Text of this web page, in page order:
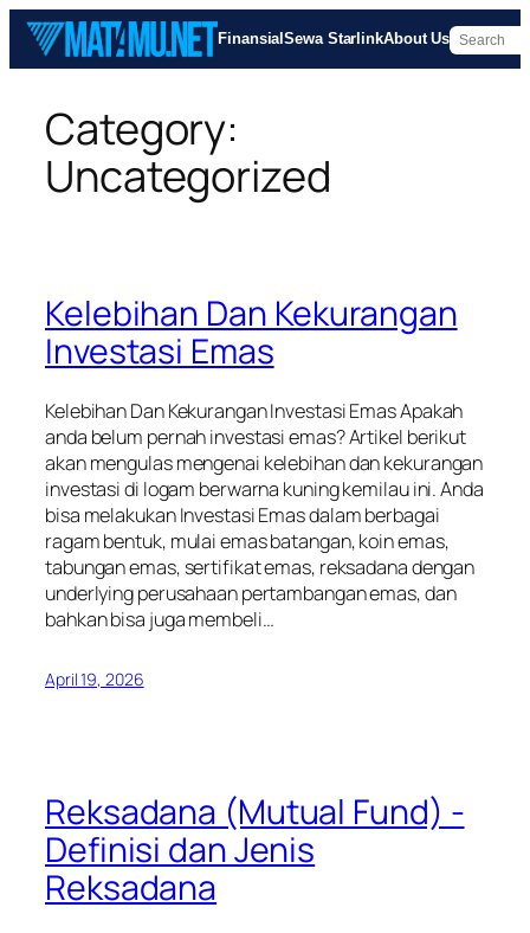
Skip
content
FinansialSewa StarlinkAbout Us
Category:
Uncategorized
Kelebihan Dan Kekurangan
Investasi Emas
Kelebihan Dan Kekurangan Investasi Emas Apakah
anda belum pernah investasi emas? Artikel berikut
akan mengulas mengenai kelebihan dan kekurangan
investasi di logam berwarna kuning kemilau ini. Anda
bisa melakukan Investasi Emas dalam berbagai
ragam bentuk, mulai emas batangan, koin emas,
tabungan emas, sertifikat emas, reksadana dengan
underlying perusahaan pertambangan emas, dan
bahkan bisa juga membeli…
April 19, 2026
Reksadana (Mutual Fund) -
Definisi dan Jenis
Reksadana